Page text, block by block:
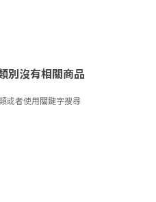
別沒有相關商品
或者使用關鍵字搜尋